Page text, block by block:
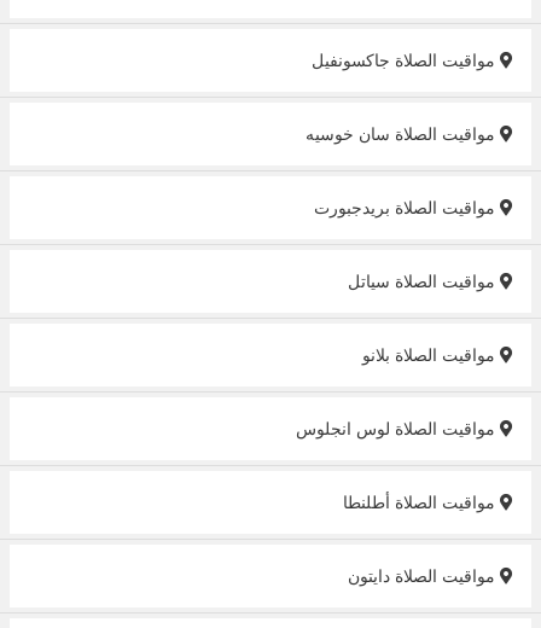
مواقيت الصلاة جاكسونفيل
مواقيت الصلاة سان خوسيه
مواقيت الصلاة بريدجبورت
مواقيت الصلاة سياتل
مواقيت الصلاة بلانو
مواقيت الصلاة لوس انجلوس
مواقيت الصلاة أطلنطا
مواقيت الصلاة دايتون